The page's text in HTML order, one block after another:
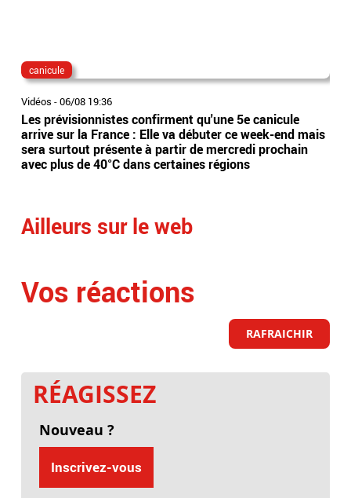
canicule
Vidéos -06/08 19:36
Les prévisionnistes confirment qu'une 5e canicule
arrive sur la France : Elle va débuter ce week-end mais
sera surtout présente à partir de mercredi prochain
avec plus de 40°C dans certaines régions
Ailleurs sur le web
Vos réactions
RAFRAICHIR
RÉAGISSEZ
Nouveau ?
Inscrivez-vous